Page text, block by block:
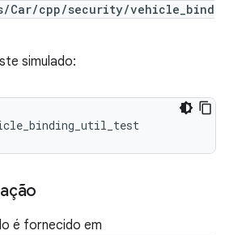
Car/cpp/security/vehicle_bind
simulado:
é fornecido em